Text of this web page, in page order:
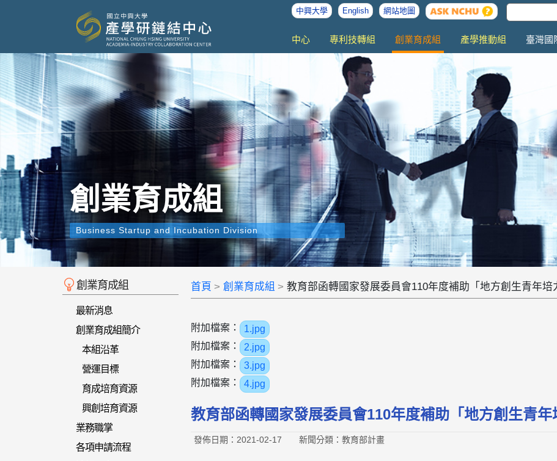
中興大學 English 網站地圖
中心 專利技轉組 創業育成組 產學推動組 臺灣國
創業育成組
Business Startup and Incubation Division
創業育成組
最新消息
創業育成組簡介
本組沿革
營運目標
育成培育資源
興創培育資源
業務職掌
各項申請流程
首頁 創業育成組 教育部函轉國家發展委員會110年度補助「地方創生青年培
附加檔案：
1.jpg
附加檔案：
2.jpg
附加檔案：
3.jpg
附加檔案：
4.jpg
教育部函轉國家發展委員會110年度補助「地方創生青年
發佈日期：2021-02-17 新聞分類：教育部計畫